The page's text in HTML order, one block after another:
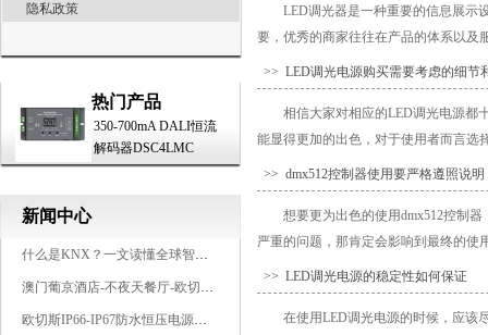
隐私政策
热门产品
350-700mA DALI恒流
解码器DSC4LMC
新闻中心
什么是KNX？一文读懂全球智能建筑控制标准
澳门葡京酒店-不夜天餐厅-欧切斯KNX智能控制系统打造高端智慧空间
欧切斯IP66-IP67防水恒压电源，无惧风雨，智稳如一
LED调光器是一种重要的信息展示
要，优秀的商家往往在产品的体系以及
>> LED调光电源购买需要考虑的细节
相信大家对相应的LED调光电源都
能显得更加的出色，对于使用者而言选
>> dmx512控制器使用要严格遵照说明
想要更为出色的使用dmx512控制
严重的问题，那肯定会影响到最终的使
>> LED调光电源的稳定性如何保证
在使用LED调光电源的时候，应该